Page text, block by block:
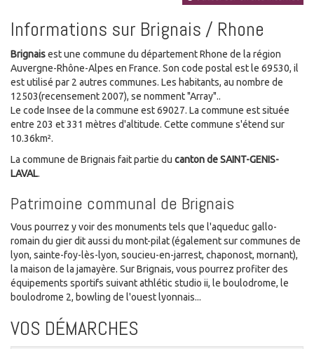
Informations sur Brignais / Rhone
Brignaisest une commune du département Rhone de la région
Auvergne-Rhône-Alpes en France. Son code postal est le 69530, il
est utilisé par 2 autres communes. Les habitants, au nombre de
12503(recensement 2007), se nomment "Array"..
Le code Insee de la commune est 69027. La commune est située
entre 203 et 331 mètres d'altitude. Cette commune s'étend sur
10.36km².
La commune de Brignais fait partie du canton de SAINT-GENIS-
LAVAL.
Patrimoine communal de Brignais
Vous pourrez y voir des monuments tels que l'aqueduc gallo-
romain du gier dit aussi du mont-pilat (également sur communes de
lyon, sainte-foy-lès-lyon, soucieu-en-jarrest, chaponost, mornant),
la maison de la jamayère. Sur Brignais, vous pourrez profiter des
équipements sportifs suivant athlétic studio ii, le boulodrome, le
boulodrome 2, bowling de l'ouest lyonnais...
VOS DÉMARCHES